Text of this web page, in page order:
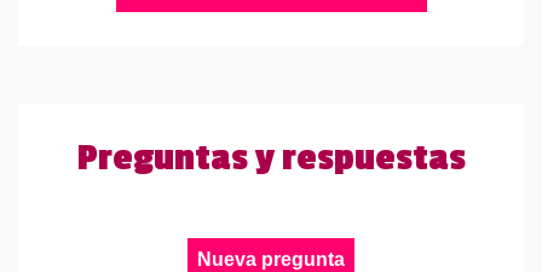
Preguntas y respuestas
Nueva pregunta